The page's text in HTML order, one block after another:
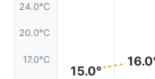
24.0°C
20.0°C
17.0°C
15.0°